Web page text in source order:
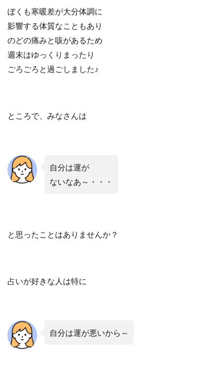
ぼくも寒暖差が大分体調に
影響する体質なこともあり
のどの痛みと咳があるため
週末はゆっくりまったり
ごろごろと過ごしました♪
ところで、みなさんは
自分は運が
ないなあ～・・・
と思ったことはありませんか？
占いが好きな人は特に
自分は運が悪いから～